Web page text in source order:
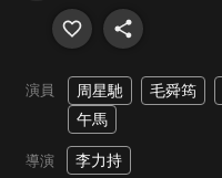
演員 周星馳 毛舜筠
午馬
導演 李力持